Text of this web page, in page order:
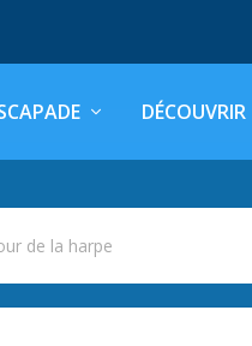
DÉCOUVRIR
de la harpe